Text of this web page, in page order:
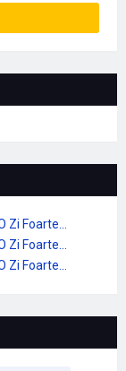
Foarte...
Foarte...
Foarte...